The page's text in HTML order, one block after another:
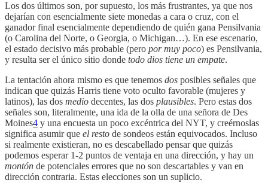
Los dos últimos son, por supuesto, los más frustrantes, ya que nos
dejarían con esencialmente siete monedas a cara o cruz, con el
ganador final esencialmente dependiendo de quién gana Pensilvania
(o Carolina del Norte, o Georgia, o Michigan…). En ese escenario,
el estado decisivo más probable (pero por muy poco) es Pensilvania,
y resulta ser el único sitio donde todo dios tiene un empate.
La tentación ahora mismo es que tenemos dos posibles señales que
indican que quizás Harris tiene voto oculto favorable (mujeres y
latinos), las dos medio decentes, las dos plausibles. Pero estas dos
señales son, literalmente, una ida de la olla de una señora de Des
Moines4 y una encuesta un poco excéntrica del NYT, y creérnoslas
significa asumir que el resto de sondeos están equivocados. Incluso
si realmente existieran, no es descabellado pensar que quizás
podemos esperar 1-2 puntos de ventaja en una dirección, y hay un
montón de potenciales errores que no son descartables y van en
dirección contraria. Estas elecciones son un suplicio.